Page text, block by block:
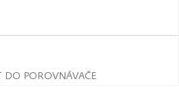
DO POROVNÁVAČE